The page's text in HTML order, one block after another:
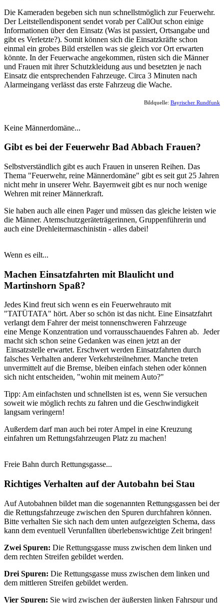
Die Kameraden begeben sich nun schnellstmöglich zur Feuerwehr.
Der Leitstellendisponent sendet vorab per CallOut schon einige
Informationen über den Einsatz (Was ist passiert, Ortsangabe und
gibt es Verletzte?). Somit können sich die Einsatzkräfte schon
einmal ein grobes Bild erstellen was sie gleich vor Ort erwarten
könnte. In der Feuerwache angekommen, rüsten sich die Männer
und Frauen mit ihrer Schutzkleidung aus und besetzten je nach
Einsatz die entsprechenden Fahrzeuge. Circa 3 Minuten nach
Alarmeingang verlässt das erste Fahrzeug die Wache.
Bildquelle: Bayrischer Rundfunk
Keine Männerdomäne...
Gibt es bei der Feuerwehr Bad Abbach Frauen?
Selbstverständlich gibt es auch Frauen in unseren Reihen. Das
Thema "Feuerwehr, reine Männerdomäne" gibt es seit gut 25 Jahren
nicht mehr in unserer Wehr. Bayernweit gibt es nur noch wenige
Wehren mit reiner Männerkraft.
Sie haben auch alle einen Pager und müssen das gleiche leisten wie
die Männer. Atemschutzgeräteträgerinnen, Gruppenführerin und
auch eine Drehleitermaschinistin - alles dabei!
Wenn es eilt...
Machen Einsatzfahrten mit Blaulicht und
Martinshorn Spaß?
Jedes Kind freut sich wenn es ein Feuerwehrauto mit
"TATÜTATA" hört. Aber so schön ist das nicht. Eine Einsatzfahrt
verlangt dem Fahrer der meist tonnenschweren Fahrzeuge
eine Menge Konzentration und vorrausschauendes Fahren ab. Jeder
macht sich schon seine Gedanken was einen jetzt an der
Einsatzstelle erwartet. Erschwert werden Einsatzfahrten durch
falsches Verhalten anderer Verkehrsteilnehmer. Manche treten
unvermittelt auf die Bremse, bleiben einfach stehen oder können
sich nicht entscheiden, "wohin mit meinem Auto?"
Tipp: Am einfachsten und schnellsten ist es, wenn Sie versuchen
soweit wie möglich rechts zu fahren und die Geschwindigkeit
langsam veringern!
Außerdem darf man auch bei roter Ampel in eine Kreuzung
einfahren um Rettungsfahrzeugen Platz zu machen!
Freie Bahn durch Rettungsgasse...
Richtiges Verhalten auf der Autobahn bei Stau
Auf Autobahnen bildet man die sogenannten Rettungsgassen bei der
die Rettungsfahrzeuge zwischen den Spuren durchfahren können.
Bitte verhalten Sie sich nach dem unten aufgezeigten Schema, dass
kann dem eventuell Verunfallten überlebenswichtige Zeit bringen!
Zwei Spuren: Die Rettungsgasse muss zwischen dem linken und
dem rechten Streifen gebildet werden.
Drei Spuren: Die Rettungsgasse muss zwischen dem linken und
dem mittleren Streifen gebildet werden.
Vier Spuren: Sie wird zwischen der äußersten linken Fahrspur und